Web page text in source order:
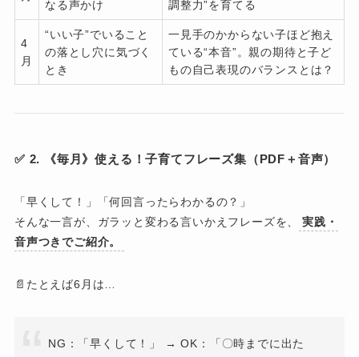
なる声かけ
調整力”を育てる
4
月
“いい子”でいること
の落とし穴に気づく
とき
一見手のかからない子ほど抱え
ている“本音”。親の期待と子ど
もの自己表現のバランスとは？
✅ 2. 《毎月》使える！子育てフレーズ集（PDF＋音声）
「早くして！」「何回言ったらわかるの？」
そんな一言が、ガラッと変わる言いかえフレーズを、
実践・
音声つきでご紹介。
📄たとえば6月は…
NG：「早くして！」 → OK：「〇時までに出た